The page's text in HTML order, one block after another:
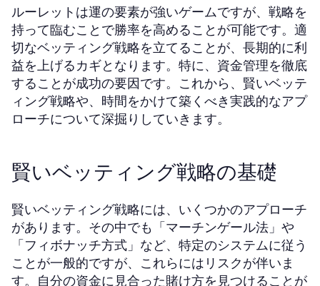
ルーレットは運の要素が強いゲームですが、戦略を
持って臨むことで勝率を高めることが可能です。適
切なベッティング戦略を立てることが、長期的に利
益を上げるカギとなります。特に、資金管理を徹底
することが成功の要因です。これから、賢いベッテ
ィング戦略や、時間をかけて築くべき実践的なアプ
ローチについて深掘りしていきます。
賢いベッティング戦略の基礎
賢いベッティング戦略には、いくつかのアプローチ
があります。その中でも「マーチンゲール法」や
「フィボナッチ方式」など、特定のシステムに従う
ことが一般的ですが、これらにはリスクが伴いま
す。自分の資金に見合った賭け方を見つけることが